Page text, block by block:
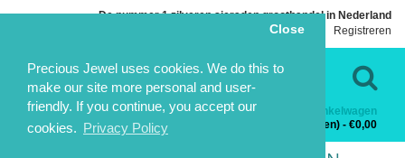
Precious Jewel uses cookies. We do this to
make our site more personal and user-
friendly. If you continue, you accept our
cookies. Privacy Policy
Close
De nummer 1 zilveren sieraden groothandel in Nederland
Inloggen
Registreren
Categorieën
Winkelwagen
0 product(en) - €0,00
HOME COLLECTIE TERUG IN VOORRAAD